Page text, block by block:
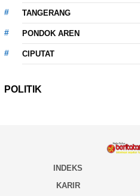
TANGERANG
PONDOK AREN
CIPUTAT
POLITIK
INDEKS
KARIR